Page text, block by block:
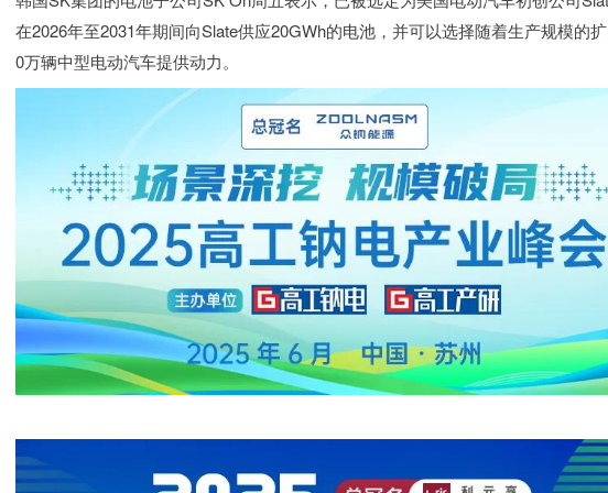
在2026年至2031年期间向Slate供应20GWh的电池，并可以选择随着生产规模的
0万辆中型电动汽车提供动力。